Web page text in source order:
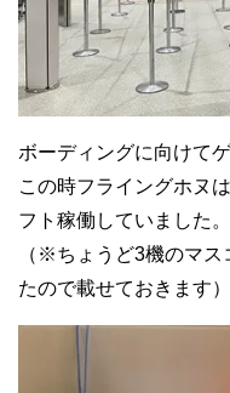
ボーディングに向けてゲ
この時フライングホヌ
フト稼働していました。
（※ちょうど3機のマ
たので載せておきます）